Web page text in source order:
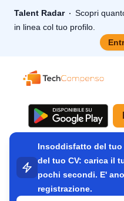
Talent Radar
Scopri
in linea col tuo profilo.
TechCompenso
Insoddisfatto del tuo
del tuo CV: carica il
pochi secondi. E'
registrazione.